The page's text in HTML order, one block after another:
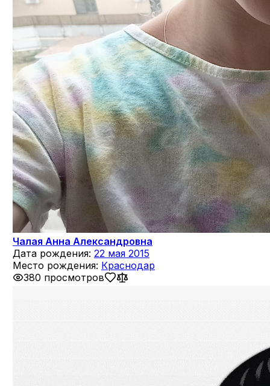
Чалая Анна Александровна
Дата рождения: 22 мая 2015
Место рождения: Краснодар
380 просмотров